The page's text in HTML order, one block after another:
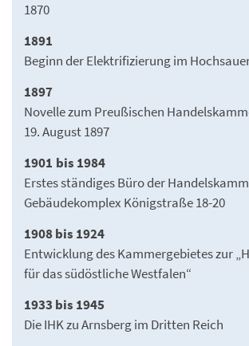
1870
1891
Beginn der Elektrifizierung im
1897
Novelle zum Preußischen
19. August 1897
1901 bis 1984
Erstes ständiges Büro der
Gebäudekomplex Königstraße 18-20
1908 bis 1924
Entwicklung des Kammergebietes zur
für das südöstliche Westfalen“
1933 bis 1945
Die IHK zu Arnsberg im Dritten Reich